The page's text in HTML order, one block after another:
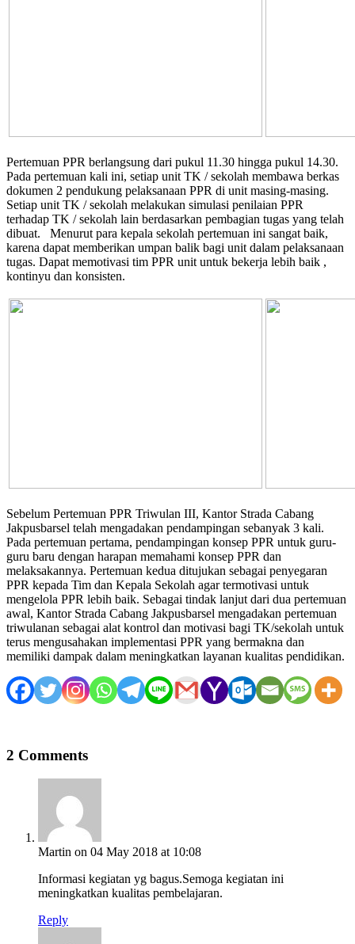
Pertemuan PPR berlangsung dari pukul 11.30 hingga pukul 14.30.
Pada pertemuan kali ini, setiap unit TK / sekolah membawa berkas
dokumen 2 pendukung pelaksanaan PPR di unit masing-masing.
Setiap unit TK / sekolah melakukan simulasi penilaian PPR
terhadap TK / sekolah lain berdasarkan pembagian tugas yang telah
dibuat. Menurut para kepala sekolah pertemuan ini sangat baik,
karena dapat memberikan umpan balik bagi unit dalam pelaksanaan
tugas. Dapat memotivasi tim PPR unit untuk bekerja lebih baik ,
kontinyu dan konsisten.
Sebelum Pertemuan PPR Triwulan III, Kantor Strada Cabang
Jakpusbarsel telah mengadakan pendampingan sebanyak 3 kali.
Pada pertemuan pertama, pendampingan konsep PPR untuk guru-
guru baru dengan harapan memahami konsep PPR dan
melaksakannya. Pertemuan kedua ditujukan sebagai penyegaran
PPR kepada Tim dan Kepala Sekolah agar termotivasi untuk
mengelola PPR lebih baik. Sebagai tindak lanjut dari dua pertemuan
awal, Kantor Strada Cabang Jakpusbarsel mengadakan pertemuan
triwulanan sebagai alat kontrol dan motivasi bagi TK/sekolah untuk
terus mengusahakan implementasi PPR yang bermakna dan
memiliki dampak dalam meningkatkan layanan kualitas pendidikan.
2 Comments
Martin on 04 May 2018 at 10:08
Informasi kegiatan yg bagus.Semoga kegiatan ini
meningkatkan kualitas pembelajaran.
Reply